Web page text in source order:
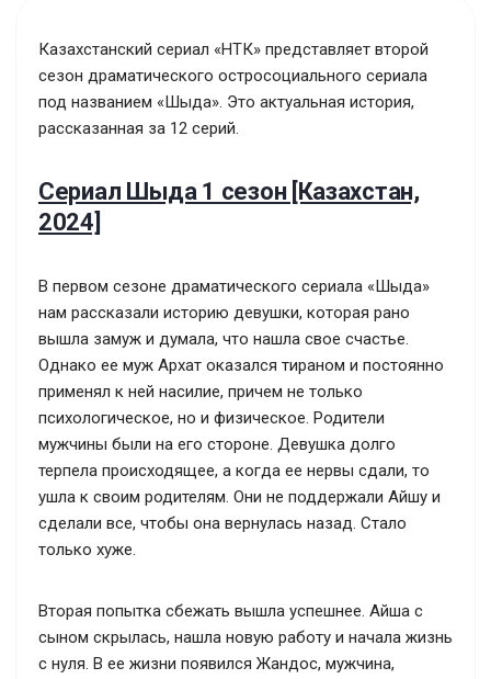
Казахстанский сериал «НТК» представляет второй
сезон драматического остросоциального сериала
под названием «Шыда». Это актуальная история,
рассказанная за 12 серий.
Сериал Шыда 1 сезон [Казахстан,
2024]
В первом сезоне драматического сериала «Шыда»
нам рассказали историю девушки, которая рано
вышла замуж и думала, что нашла свое счастье.
Однако ее муж Архат оказался тираном и постоянно
применял к ней насилие, причем не только
психологическое, но и физическое. Родители
мужчины были на его стороне. Девушка долго
терпела происходящее, а когда ее нервы сдали, то
ушла к своим родителям. Они не поддержали Айшу и
сделали все, чтобы она вернулась назад. Стало
только хуже.
Вторая попытка сбежать вышла успешнее. Айша с
сыном скрылась, нашла новую работу и начала жизнь
с нуля. В ее жизни появился Жандос, мужчина,